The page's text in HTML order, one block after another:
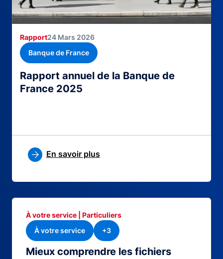
Rapport annuel de la Banque de
France 2025
Rapport24 Mars 2026
Banque de France
En savoir plus
Mieux comprendre les fichiers
À votre service | Particuliers
À votre service
+3